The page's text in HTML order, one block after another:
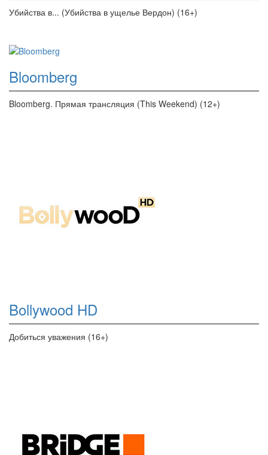
Убийства в... (Убийства в ущелье Вердон) (16+)
Bloomberg
Bloomberg. Прямая трансляция (This Weekend) (12+)
Bollywood HD
Добиться уважения (16+)